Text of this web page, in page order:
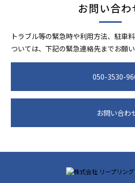
お問い合わ
トラブル等の緊急時や利用方法、駐車
ついては、下記の緊急連絡先までお願い
050-3530-
お問い合わ